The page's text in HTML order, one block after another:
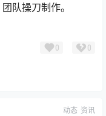
团队操刀制作。
0 0
动态 资讯